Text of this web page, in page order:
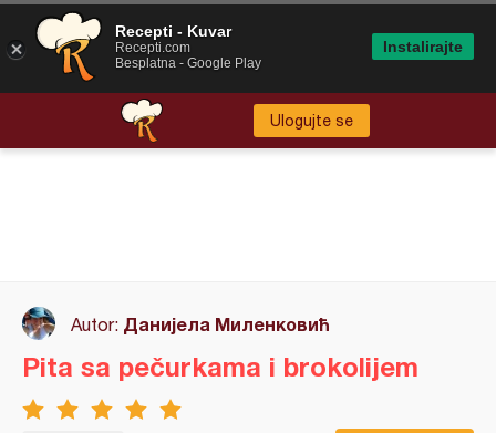
Ulogujte se
Autor: Данијела Миленковић
Pita sa pečurkama i brokolijem
Recepti - Kuvar
Recepti.com
Besplatna - Google Play
Instalirajte